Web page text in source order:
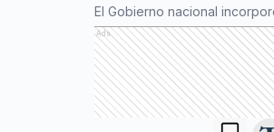
El Gobierno nacional
Ads